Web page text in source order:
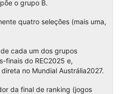
o grupo B.
quatro seleções (mais uma,
cada um dos grupos
finais do REC2025 e,
no Mundial Austrália2027.
da final de ranking (jogos